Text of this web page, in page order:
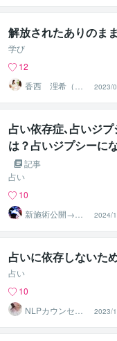
解放されたありのま
学び
12
香西 浬希（こ
うざい りの）
カウンセラー
2023/
占い依存症､占いジ
は？占いジプシーに
説 記事
占い
10
新施術公開→≪
相手意識強制変
化≫◆星桜龍
2024/
占いに依存しないた
占い
10
NLPカウンセラ
ー♡ルカ
2023/